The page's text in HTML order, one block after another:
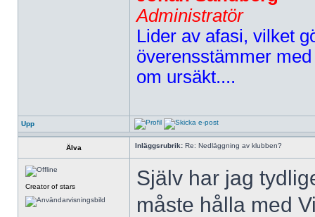
Administratör
Lider av afasi, vilket
överensstämmer
om ursäkt....
Upp
Älva Inläggsrubrik: Re: Nedläggning av klubben?
Creator of stars
Själv har jag
måste hålla med